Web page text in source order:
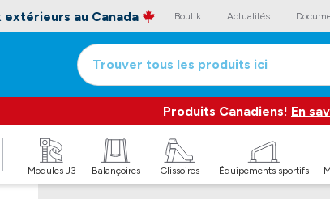
au Canada Boutik Actualités
Trouver tous les produits ici
Produits Canadiens! En
Modules J3 Balançoires Glissoires Équipements sportifs